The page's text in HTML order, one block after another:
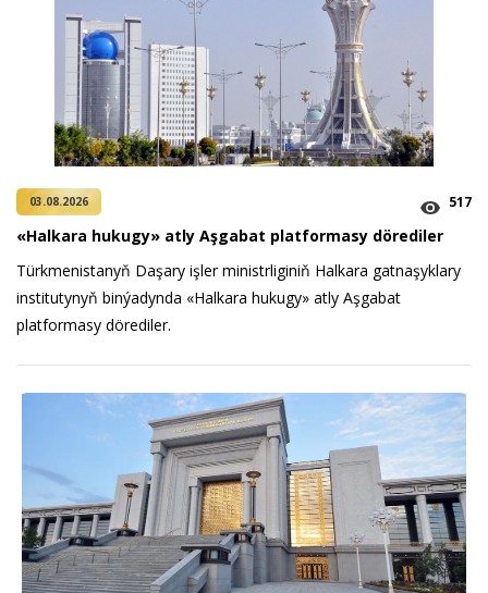
03.08.2026 517
«Halkara hukugy» atly Aşgabat platformasy dörediler
Türkmenistanyň Daşary işler ministrliginiň Halkara gatnaşyklary
institutynyň binýadynda «Halkara hukugy» atly Aşgabat
platformasy dörediler.